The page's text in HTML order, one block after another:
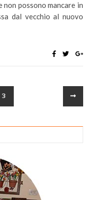
non possono mancare in
dal vecchio al nuovo
3